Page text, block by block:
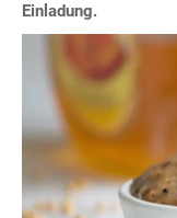
Einladung.